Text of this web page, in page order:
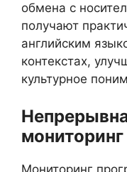
обмена с
получают
английским
контекстах,
культурное
Мониторинг